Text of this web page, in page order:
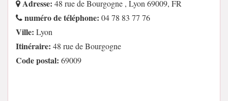
Adresse: 48 rue de Bourgogne , Lyon 69009, FR
numéro de téléphone: 04 78 83 77 76
Ville: Lyon
Itinéraire: 48 rue de Bourgogne
Code postal: 69009